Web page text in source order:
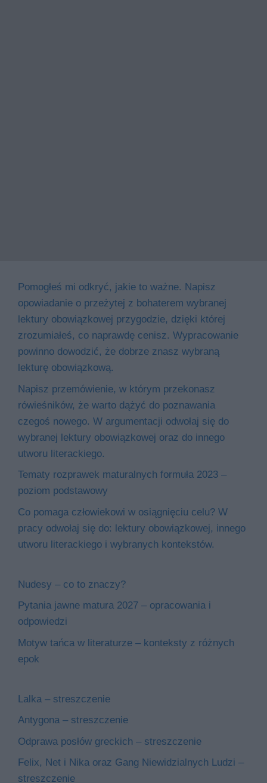
Pomogłeś mi odkryć, jakie to ważne. Napisz
opowiadanie o przeżytej z bohaterem wybranej
lektury obowiązkowej przygodzie, dzięki której
zrozumiałeś, co naprawdę cenisz. Wypracowanie
powinno dowodzić, że dobrze znasz wybraną
lekturę obowiązkową.
Napisz przemówienie, w którym przekonasz
rówieśników, że warto dążyć do poznawania
czegoś nowego. W argumentacji odwołaj się do
wybranej lektury obowiązkowej oraz do innego
utworu literackiego.
Tematy rozprawek maturalnych formuła 2023 –
poziom podstawowy
Co pomaga człowiekowi w osiągnięciu celu? W
pracy odwołaj się do: lektury obowiązkowej, innego
utworu literackiego i wybranych kontekstów.
Nudesy – co to znaczy?
Pytania jawne matura 2027 – opracowania i
odpowiedzi
Motyw tańca w literaturze – konteksty z różnych
epok
Lalka – streszczenie
Antygona – streszczenie
Odprawa posłów greckich – streszczenie
Felix, Net i Nika oraz Gang Niewidzialnych Ludzi –
streszczenie